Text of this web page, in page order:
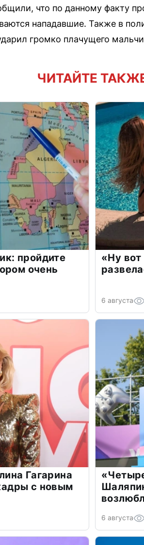
что по данному факту
нападавшие. Также в
громко плачущего
ЧИТАЙТЕ
пройдите
очень
«Ну
6 августа
Гагарина
с новым
6 августа